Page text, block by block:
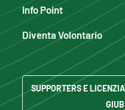
Info Point
Diventa Volontario
SUPPORTERS E